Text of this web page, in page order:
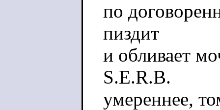
по
пиздит
и обливает
S.E.R.B.
умереннее,